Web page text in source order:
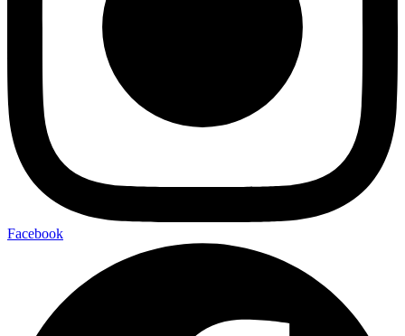
Facebook